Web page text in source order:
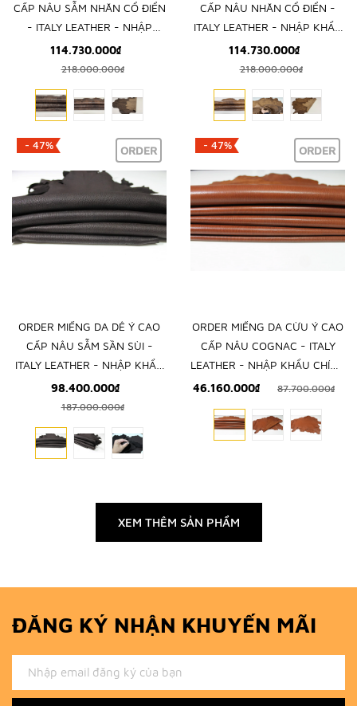
CẤP NÂU SẪM NHĂN CỔ ĐIỂN
- ITALY LEATHER - NHẬP
KHẨU CHÍNH HÃNG TỪ Ý
114.730.000₫
218.000.000₫
CẤP NÂU NHĂN CỔ ĐIỂN -
ITALY LEATHER - NHẬP KHẨU
CHÍNH HÃNG TỪ Ý
114.730.000₫
218.000.000₫
- 47% ORDER
ORDER MIẾNG DA DÊ Ý CAO
CẤP NÂU SẪM SẦN SÙI -
ITALY LEATHER - NHẬP KHẨU
CHÍNH HÃNG TỪ Ý
98.400.000₫
187.000.000₫
- 47% ORDER
ORDER MIẾNG DA CỪU Ý CAO
CẤP NÂU COGNAC - ITALY
LEATHER - NHẬP KHẨU CHÍNH
HÃNG TỪ Ý
46.160.000₫ 87.700.000₫
XEM THÊM SẢN PHẨM
ĐĂNG KÝ NHẬN KHUYẾN MÃI